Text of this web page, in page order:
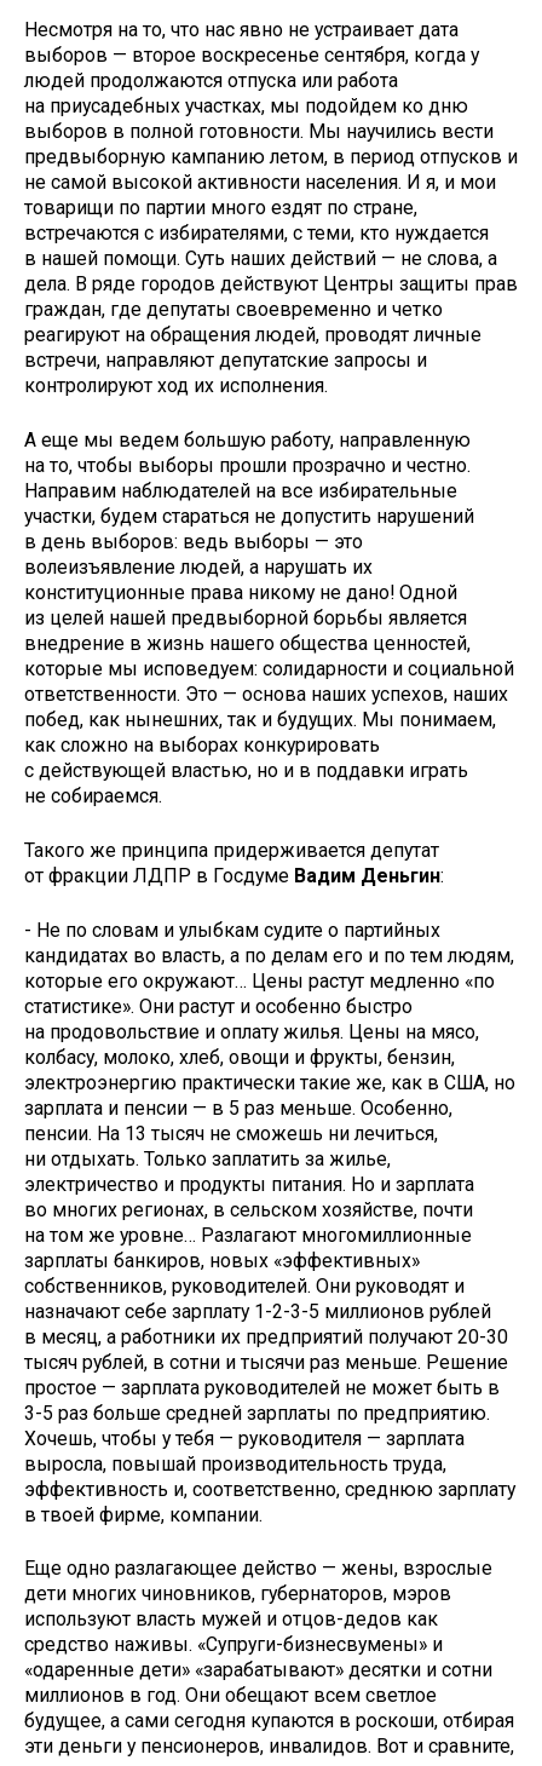
Несмотря на то, что нас явно не устраивает дата
выборов — второе воскресенье сентября, когда у
людей продолжаются отпуска или работа
на приусадебных участках, мы подойдем ко дню
выборов в полной готовности. Мы научились вести
предвыборную кампанию летом, в период отпусков и
не самой высокой активности населения. И я, и мои
товарищи по партии много ездят по стране,
встречаются с избирателями, с теми, кто нуждается
в нашей помощи. Суть наших действий — не слова, а
дела. В ряде городов действуют Центры защиты прав
граждан, где депутаты своевременно и четко
реагируют на обращения людей, проводят личные
встречи, направляют депутатские запросы и
контролируют ход их исполнения.
А еще мы ведем большую работу, направленную
на то, чтобы выборы прошли прозрачно и честно.
Направим наблюдателей на все избирательные
участки, будем стараться не допустить нарушений
в день выборов: ведь выборы — это
волеизъявление людей, а нарушать их
конституционные права никому не дано! Одной
из целей нашей предвыборной борьбы является
внедрение в жизнь нашего общества ценностей,
которые мы исповедуем: солидарности и социальной
ответственности. Это — основа наших успехов, наших
побед, как нынешних, так и будущих. Мы понимаем,
как сложно на выборах конкурировать
с действующей властью, но и в поддавки играть
не собираемся.
Такого же принципа придерживается депутат
от фракции ЛДПР в Госдуме Вадим Деньгин:
- Не по словам и улыбкам судите о партийных
кандидатах во власть, а по делам его и по тем людям,
которые его окружают… Цены растут медленно «по
статистике». Они растут и особенно быстро
на продовольствие и оплату жилья. Цены на мясо,
колбасу, молоко, хлеб, овощи и фрукты, бензин,
электроэнергию практически такие же, как в США, но
зарплата и пенсии — в 5 раз меньше. Особенно,
пенсии. На 13 тысяч не сможешь ни лечиться,
ни отдыхать. Только заплатить за жилье,
электричество и продукты питания. Но и зарплата
во многих регионах, в сельском хозяйстве, почти
на том же уровне… Разлагают многомиллионные
зарплаты банкиров, новых «эффективных»
собственников, руководителей. Они руководят и
назначают себе зарплату 1-2-3-5 миллионов рублей
в месяц, а работники их предприятий получают 20-30
тысяч рублей, в сотни и тысячи раз меньше. Решение
простое — зарплата руководителей не может быть в
3-5 раз больше средней зарплаты по предприятию.
Хочешь, чтобы у тебя — руководителя — зарплата
выросла, повышай производительность труда,
эффективность и, соответственно, среднюю зарплату
в твоей фирме, компании.
Еще одно разлагающее действо — жены, взрослые
дети многих чиновников, губернаторов, мэров
используют власть мужей и отцов-дедов как
средство наживы. «Супруги-бизнесвумены» и
«одаренные дети» «зарабатывают» десятки и сотни
миллионов в год. Они обещают всем светлое
будущее, а сами сегодня купаются в роскоши, отбирая
эти деньги у пенсионеров, инвалидов. Вот и сравните,